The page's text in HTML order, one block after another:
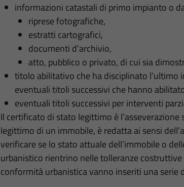
informazioni catastali di primo impianto o
riprese fotografiche,
estratti cartografici,
documenti d’archivio,
atto, pubblico o privato, di cui sia
titolo abilitativo che ha disciplinato l’ultimo
eventuali titoli successivi che hanno
eventuali titoli successivi per interventi
Il certificato di stato legittimo è
legittimo di un immobile, è redatta ai sensi
verificare se lo stato attuale dell’immobile o
urbanistico rientrino nelle tolleranze
conformità urbanistica vanno inseriti una serie